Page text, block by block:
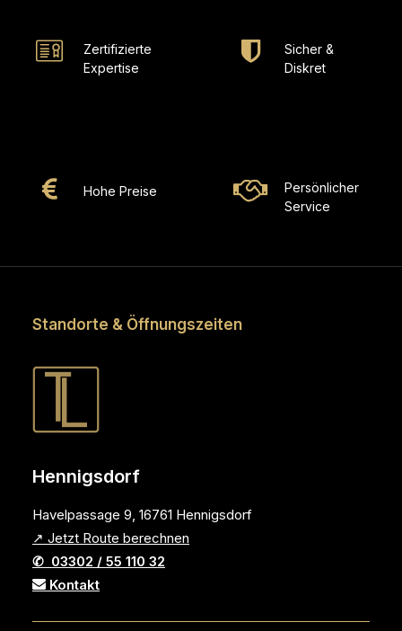
Zertifizierte
Expertise
Sicher &
Diskret
Hohe Preise
Persönlicher
Service
Standorte & Öffnungszeiten
Hennigsdorf
Havelpassage 9, 16761 Hennigsdorf
↗ Jetzt Route berechnen
✆ 03302 / 55 110 32
Kontakt